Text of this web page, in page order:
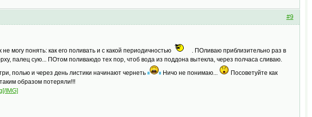
#9
могу понять: как его поливать и с какой периодичностью
. ПОливаю приблизительно раз в
палец сую... ПОтом поливаюдо тех пор, чтоб вода из поддона вытекла, через полчаса сливаю.
полью и через день листики начинают чернеть Ничо не понимаю...
Посоветуйте как
образом потеряли!!!
IMG]